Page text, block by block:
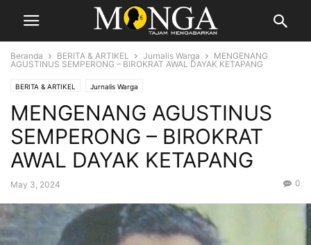
Beranda BERITA & ARTIKEL Jurnalis Warga
MENGENANG
AGUSTINUS SEMPERONG – BIROKRAT AWAL DAYAK KETAPANG
BERITA & ARTIKEL Jurnalis Warga
MENGENANG AGUSTINUS
SEMPERONG – BIROKRAT
AWAL DAYAK KETAPANG
May 3, 2024 0